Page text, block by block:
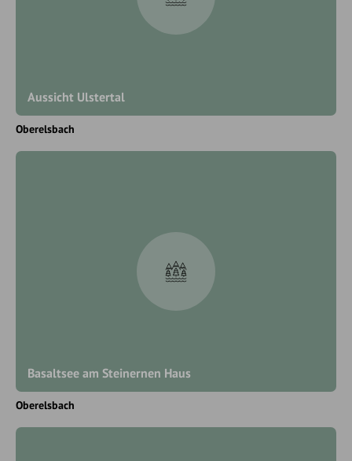
Aussicht Ulstertal
Oberelsbach
Basaltsee am Steinernen Haus
Oberelsbach